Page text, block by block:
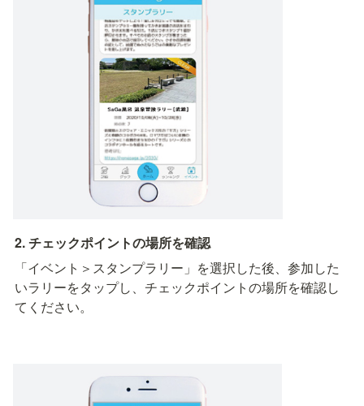
2. チェックポイントの場所を確認
「イベント＞スタンプラリー」を選択した後、参加した
いラリーをタップし、チェックポイントの場所を確認し
てください。